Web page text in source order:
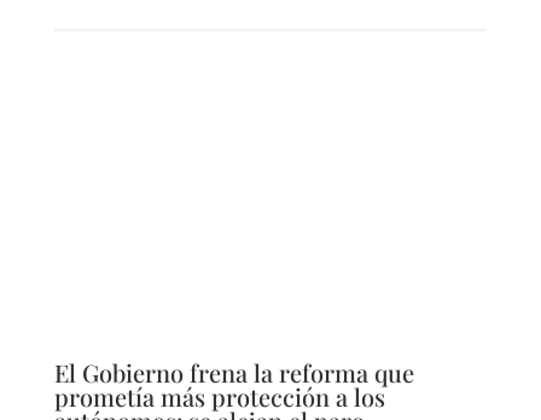
El Gobierno frena la reforma que
prometía más protección a los